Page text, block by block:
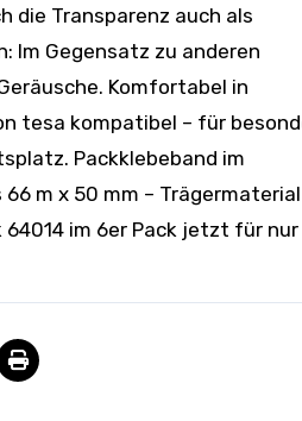
die Transparenz auch als
Im Gegensatz zu anderen
Komfortabel in
tesa kompatibel – für
Packklebeband im
m x 50 mm –
im 6er Pack jetzt für nur